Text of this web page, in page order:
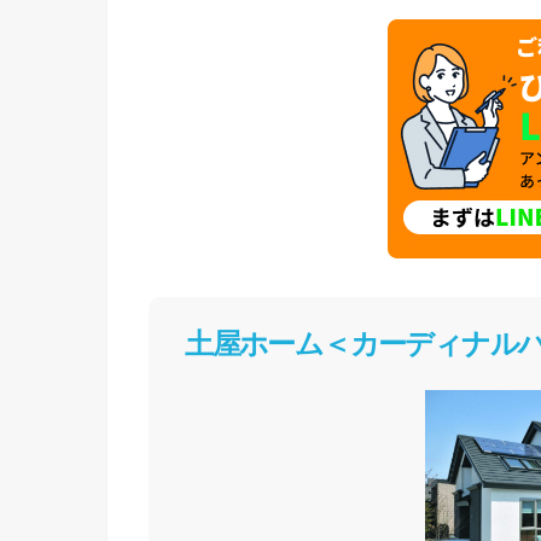
土屋ホーム＜カーディナル